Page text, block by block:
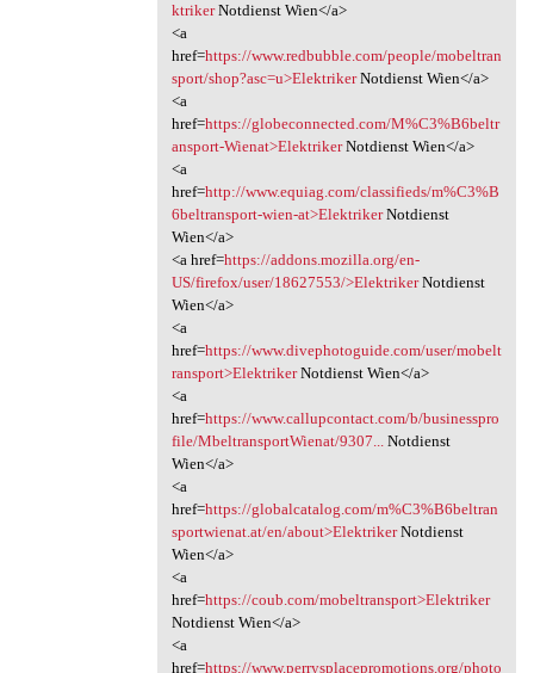
ktrikerNotdienst Wien</a>
<a
href=https://www.redbubble.com/people/mobeltran
sport/shop?asc=u>ElektrikerNotdienst Wien</a>
<a
href=https://globeconnected.com/M%C3%B6beltr
ansport-Wienat>ElektrikerNotdienst Wien</a>
<a
href=http://www.equiag.com/classifieds/m%C3%B
6beltransport-wien-at>ElektrikerNotdienst
Wien</a>
<a href=https://addons.mozilla.org/en-
US/firefox/user/18627553/>ElektrikerNotdienst
Wien</a>
<a
href=https://www.divephotoguide.com/user/mobelt
ransport>ElektrikerNotdienst Wien</a>
<a
href=https://www.callupcontact.com/b/businesspro
file/MbeltransportWienat/9307...Notdienst
Wien</a>
<a
href=https://globalcatalog.com/m%C3%B6beltran
sportwienat.at/en/about>ElektrikerNotdienst
Wien</a>
<a
href=https://coub.com/mobeltransport>Elektriker
Notdienst Wien</a>
<a
href=https://www.perrysplacepromotions.org/photo